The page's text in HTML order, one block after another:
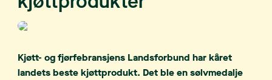
Kjøtt- og fjørfebransjens Landsforbund har kåret
landets beste kjøttprodukt. Det ble en sølvmedalje